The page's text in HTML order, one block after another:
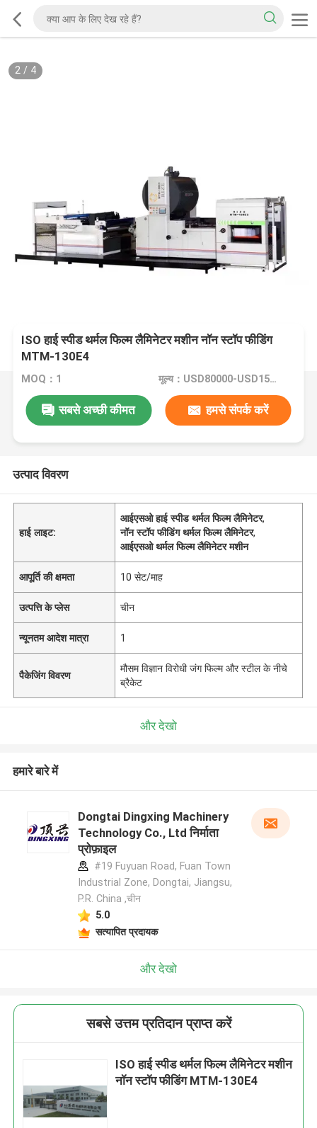
2/ 4
ISO हाई स्पीड थर्मल फिल्म लैमिनेटर मशीन नॉन स्टॉप फीडिंग
MTM-130E4
MOQ：1 मूल्य：USD80000-USD150000
सबसे अच्छी कीमत हमसे संपर्क करें
उत्पाद विवरण
हाई लाइट:
आईएसओ हाई स्पीड थर्मल फिल्म लैमिनेटर,
नॉन स्टॉप फीडिंग थर्मल फिल्म लैमिनेटर,
आईएसओ थर्मल फिल्म लैमिनेटर मशीन
आपूर्ति की क्षमता 10 सेट/माह
उत्पत्ति के प्लेस चीन
न्यूनतम आदेश मात्रा 1
पैकेजिंग विवरण
मौसम विज्ञान विरोधी जंग फिल्म और स्टील के नीचे
ब्रैकेट
और देखो
हमारे बारे में
Dongtai Dingxing Machinery
Technology Co., Ltd निर्माता
प्रोफ़ाइल
#19 Fuyuan Road, Fuan Town
Industrial Zone, Dongtai, Jiangsu,
P.R. China ,चीन
5.0
सत्यापित प्रदायक
और देखो
सबसे उत्तम प्रतिदान प्राप्त करें
ISO हाई स्पीड थर्मल फिल्म लैमिनेटर मशीन
नॉन स्टॉप फीडिंग MTM-130E4